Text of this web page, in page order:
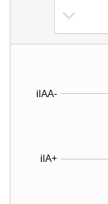
ilA+
ilAA-